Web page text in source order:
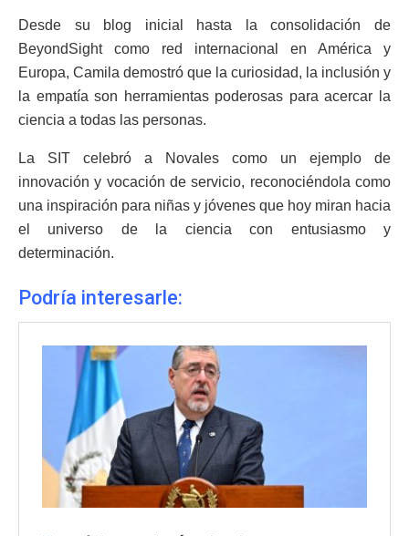
Desde su blog inicial hasta la consolidación de
BeyondSight como red internacional en América y
Europa, Camila demostró que la curiosidad, la inclusión y
la empatía son herramientas poderosas para acercar la
ciencia a todas las personas.
La SIT celebró a Novales como un ejemplo de
innovación y vocación de servicio, reconociéndola como
una inspiración para niñas y jóvenes que hoy miran hacia
el universo de la ciencia con entusiasmo y
determinación.
Podría interesarle: